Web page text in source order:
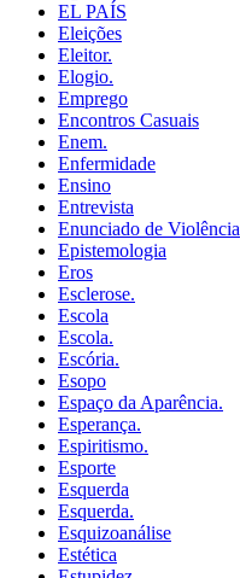
EL PAÍS
Eleições
Eleitor.
Elogio.
Emprego
Encontros Casuais
Enem.
Enfermidade
Ensino
Entrevista
Enunciado de Violência
Epistemologia
Eros
Esclerose.
Escola
Escola.
Escória.
Esopo
Espaço da Aparência.
Esperança.
Espiritismo.
Esporte
Esquerda
Esquerda.
Esquizoanálise
Estética